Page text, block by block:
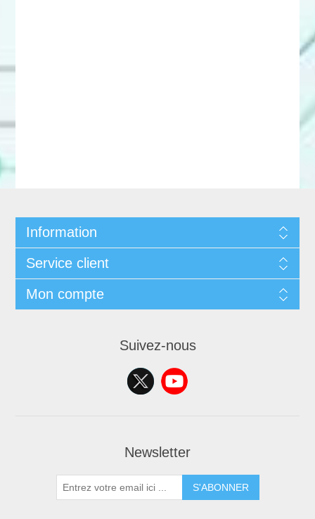
Information
Service client
Mon compte
Suivez-nous
Newsletter
S'ABONNER